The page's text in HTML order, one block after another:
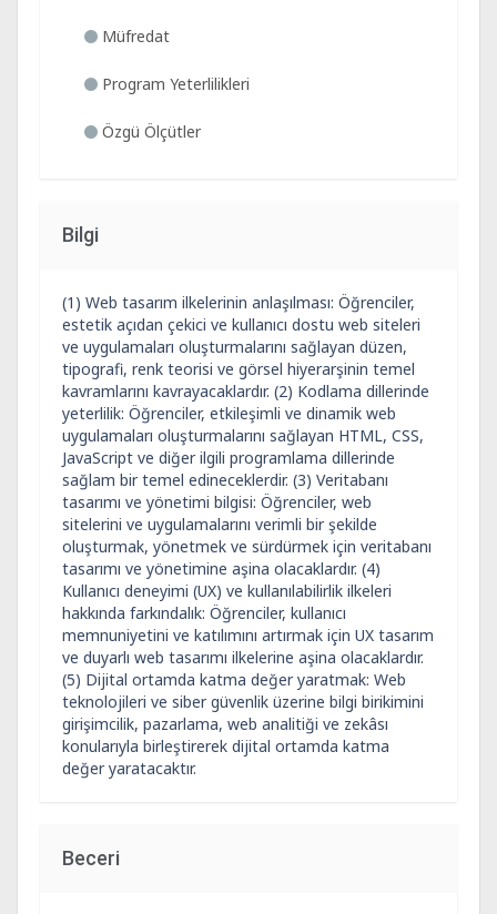
Müfredat
Program Yeterlilikleri
Özgü Ölçütler
Bilgi
(1) Web tasarım ilkelerinin anlaşılması: Öğrenciler,
estetik açıdan çekici ve kullanıcı dostu web siteleri
ve uygulamaları oluşturmalarını sağlayan düzen,
tipografi, renk teorisi ve görsel hiyerarşinin temel
kavramlarını kavrayacaklardır. (2) Kodlama dillerinde
yeterlilik: Öğrenciler, etkileşimli ve dinamik web
uygulamaları oluşturmalarını sağlayan HTML, CSS,
JavaScript ve diğer ilgili programlama dillerinde
sağlam bir temel edineceklerdir. (3) Veritabanı
tasarımı ve yönetimi bilgisi: Öğrenciler, web
sitelerini ve uygulamalarını verimli bir şekilde
oluşturmak, yönetmek ve sürdürmek için veritabanı
tasarımı ve yönetimine aşina olacaklardır. (4)
Kullanıcı deneyimi (UX) ve kullanılabilirlik ilkeleri
hakkında farkındalık: Öğrenciler, kullanıcı
memnuniyetini ve katılımını artırmak için UX tasarım
ve duyarlı web tasarımı ilkelerine aşina olacaklardır.
(5) Dijital ortamda katma değer yaratmak: Web
teknolojileri ve siber güvenlik üzerine bilgi birikimini
girişimcilik, pazarlama, web analitiği ve zekâsı
konularıyla birleştirerek dijital ortamda katma
değer yaratacaktır.
Beceri